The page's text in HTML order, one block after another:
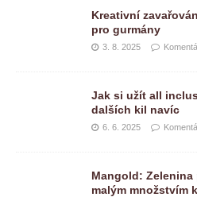
Kreativní
pro gurmány
3. 8. 2025
Jak si užít all
dalších kil navíc
6. 6. 2025
Mangold:
malým množstvím